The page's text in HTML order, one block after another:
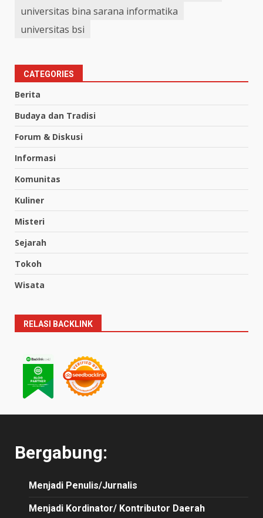
universitas bina sarana informatika
universitas bsi
CATEGORIES
Berita
Budaya dan Tradisi
Forum & Diskusi
Informasi
Komunitas
Kuliner
Misteri
Sejarah
Tokoh
Wisata
RELASI BACKLINK
Bergabung:
Menjadi Penulis/Jurnalis
Menjadi Kordinator/ Kontributor Daerah